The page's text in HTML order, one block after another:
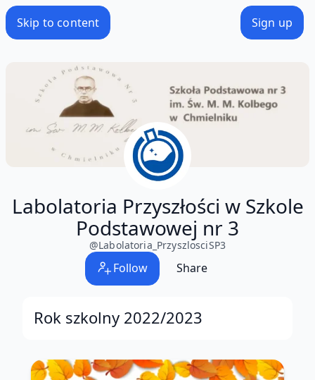
Skip to content Sign up
Labolatoria Przyszłości w Szkole
Podstawowej nr 3
@Labolatoria_PrzyszlosciSP3
Follow Share
Rok szkolny 2022/2023